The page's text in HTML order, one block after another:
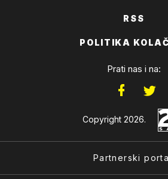
RSS
POLITIKA
Prati nas i na:
Copyright 2026.
Partnerski